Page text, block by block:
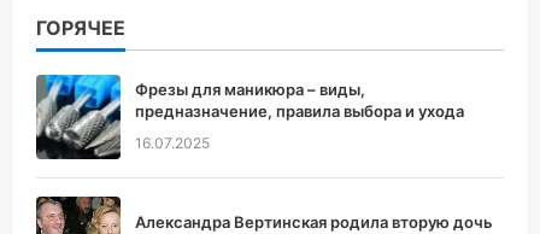
ГОРЯЧЕЕ
Фрезы для маникюра – виды,
предназначение, правила выбора и ухода
16.07.2025
Александра Вертинская родила вторую дочь